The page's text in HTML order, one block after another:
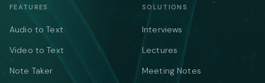
FEATURES
Audio to Text
Video to Text
Note Taker
SOLUTIONS
Interviews
Lectures
Meeting Notes